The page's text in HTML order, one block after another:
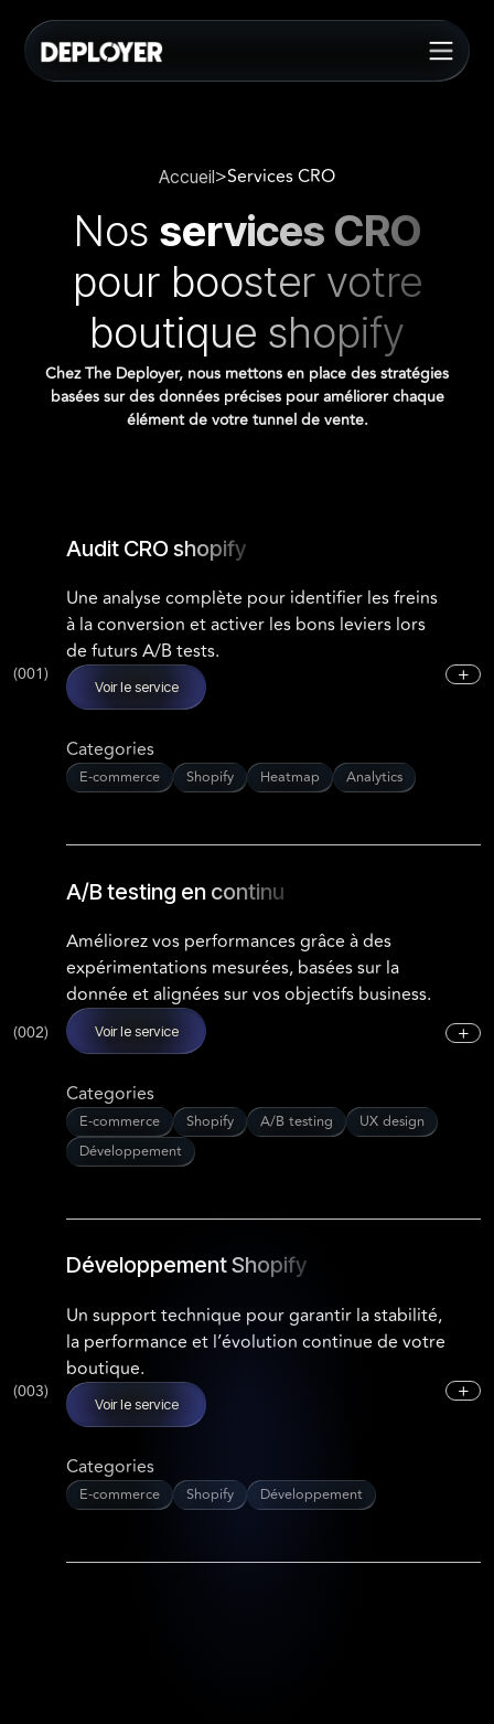
Accueil>Services CRO
Nos services CRO
pour booster votre
boutique shopify
Chez The Deployer, nous mettons en place des stratégies
basées sur des données précises pour améliorer chaque
élément de votre tunnel de vente.
(001)
Audit CRO shopify
Une analyse complète pour identifier les freins
à la conversion et activer les bons leviers lors
de futurs A/B tests.
Voir le service
Categories
E-commerce Shopify Heatmap Analytics
+
(002)
A/B testing en continu
Améliorez vos performances grâce à des
expérimentations mesurées, basées sur la
donnée et alignées sur vos objectifs business.
Voir le service
Categories
E-commerce Shopify A/B testing
UX design
Développement
+
(003)
Développement Shopify
Un support technique pour garantir la stabilité,
la performance et l’évolution continue de votre
boutique.
Voir le service
Categories
E-commerce Shopify Développement
+